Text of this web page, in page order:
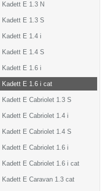
Kadett E 1.3 N
Kadett E 1.3 S
Kadett E 1.4 i
Kadett E 1.4 S
Kadett E 1.6 i
Kadett E 1.6 i cat
Kadett E Cabriolet 1.3 S
Kadett E Cabriolet 1.4 i
Kadett E Cabriolet 1.4 S
Kadett E Cabriolet 1.6 i
Kadett E Cabriolet 1.6 i cat
Kadett E Caravan 1.3 cat